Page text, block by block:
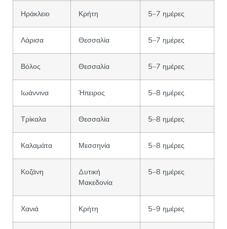
Ηράκλειο Κρήτη 5–7 ημέρες
Λάρισα Θεσσαλία 5–7 ημέρες
Βόλος Θεσσαλία 5–7 ημέρες
Ιωάννινα Ήπειρος 5–8 ημέρες
Τρίκαλα Θεσσαλία 5–8 ημέρες
Καλαμάτα Μεσσηνία 5–8 ημέρες
Κοζάνη
Δυτική
Μακεδονία
5–8 ημέρες
Χανιά Κρήτη 5–9 ημέρες